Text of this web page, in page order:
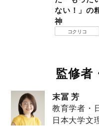
ない！」の
神
コクリコ
監修者
末冨 芳
教育学者・
日本大学文